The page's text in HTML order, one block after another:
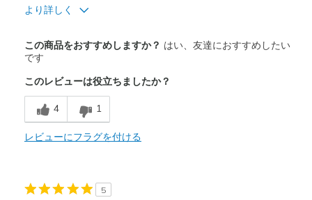
より詳しく
Attractive Design
Comfortable
以下に最適
Casual Wear
Width
この商品をおすすめしますか？ はい、友達におすすめしたい
です
このレビューは役立ちましたか？
4 1
レビューにフラグを付ける
5